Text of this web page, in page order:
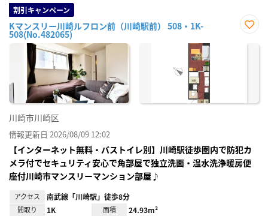
割引キャンペーン
Kマンスリー川崎ルフロン前（川崎駅前） 508・1K-
508(No.482065)
に入
川崎市川崎区
情報更新日 2026/08/09 12:02
【インターネット無料・バストイレ別】川崎駅徒歩圏内で防犯カ
メラ付でセキュリティ安心で角部屋で独立洗面・温水洗浄暖房便
座付川崎市マンスリーマンション部屋♪
アクセス 南武線「川崎駅」徒歩8分
間取り 1K 面積 24.93m²